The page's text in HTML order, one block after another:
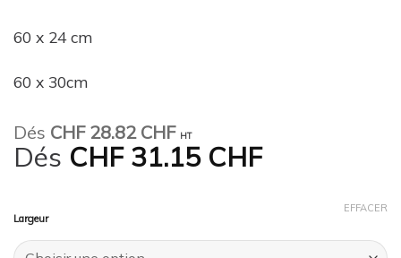
60 x 24 cm
60 x 30cm
Dés CHF28.82 CHF HT
Dés CHF31.15 CHF
Largeur
EFFACER